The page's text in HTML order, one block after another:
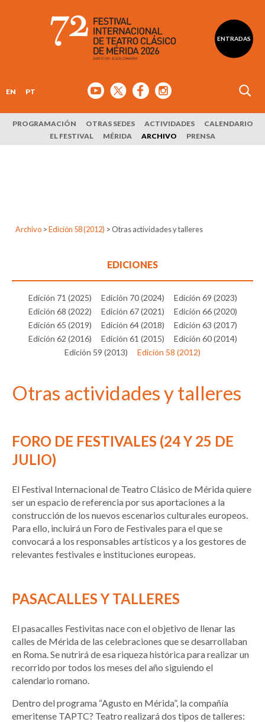
ENTRADAS
EN PT
PROGRAMACIÓN OTRAS SEDES ACTIVIDADES
CALENDARIO
EL FESTIVAL
MÉRIDA ARCHIVO PRENSA
Archivo > Edición 58 (2012) >Otras actividades y talleres
EDICIONES
Edición 71 (2025) Edición 70 (2024)
Edición 69 (2023)
Edición 68 (2022)
Edición 67 (2021)
Edición 66 (2020)
Edición 65 (2019)
Edición 64 (2018)
Edición 63 (2017)
Edición 62 (2016)
Edición 61 (2015)
Edición 60 (2014)
Edición 59 (2013)
Edición 58 (2012)
Otras actividades y talleres
FORO DE FESTIVALES (24 Y 25 DE
JULIO)
El Festival Internacional de Teatro Clásico de Mérida quiere
ser un espacio de referencia por sus aportaciones a la
construcción de los nuevos escenarios culturales europeos.
Para ello, incluirá un Foro de Festivales para el que se
convocará a los responsables artísticos y a los gestores de
relevantes festivales e instituciones europeas.
PASACALLES Y TALLERES
El pasacalles Festivitas nace con el objetivo de llenar las
calles de Mérida de las celebraciones que se desarrollaban
en Roma. Se nutrirá de esa riqueza histórica para realizar un
recorrido por todos los meses del año siguiendo el
calendario romano.
Dentro del programa “Agusto en Mérida”, la compañía
emeritense TAPTC? Teatro realizará dos tipos de talleres: